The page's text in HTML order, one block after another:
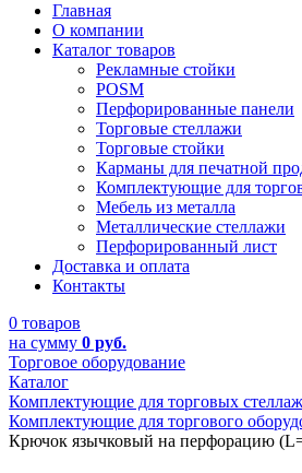
Главная
О компании
Каталог товаров
Рекламные стойки
POSM
Перфорированные панели
Торговые стеллажи
Торговые стойки
Карманы для печатной
Комплектующие для
Мебель из металла
Металлические стеллажи
Перфорированный лист
Доставка и оплата
Контакты
0 товаров
на сумму 0 руб.
Торговое оборудование
Каталог
Комплектующие для торговых
Комплектующие для торгового
Крючок язычковый на перфорацию